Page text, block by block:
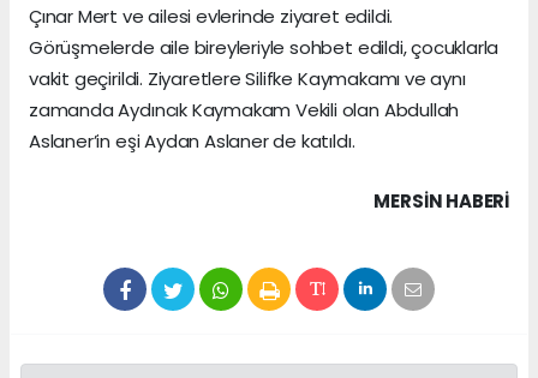
Çınar Mert ve ailesi evlerinde ziyaret edildi.
Görüşmelerde aile bireyleriyle sohbet edildi, çocuklarla
vakit geçirildi. Ziyaretlere Silifke Kaymakamı ve aynı
zamanda Aydıncık Kaymakam Vekili olan Abdullah
Aslaner’in eşi Aydan Aslaner de katıldı.
MERSIN HABERİ